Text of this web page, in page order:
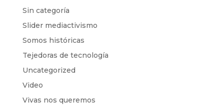
Sin categoría
Slider mediactivismo
Somos históricas
Tejedoras de tecnología
Uncategorized
Video
Vivas nos queremos